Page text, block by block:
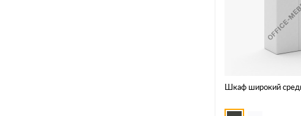
Шкаф широкий